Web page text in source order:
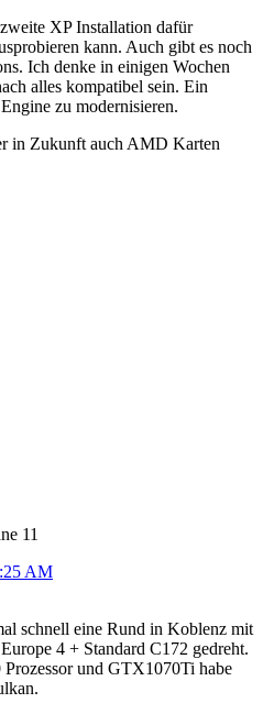
XP Installation dafür
kann. Auch gibt es noch
Ich denke in einigen Wochen
alles kompatibel sein. Ein
zu modernisieren.
in Zukunft auch AMD Karten
11
AM
schnell eine Rund in Koblenz mit
4 + Standard C172 gedreht.
und GTX1070Ti habe